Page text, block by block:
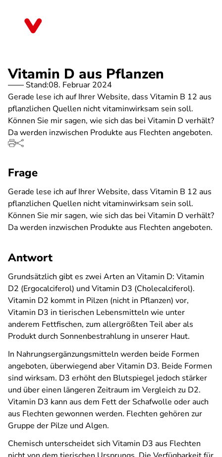
Vitamin D aus Pflanzen
Stand:08. Februar 2024
Gerade lese ich auf Ihrer Website, dass Vitamin B 12 aus
pflanzlichen Quellen nicht vitaminwirksam sein soll.
Können Sie mir sagen, wie sich das bei Vitamin D verhält?
Da werden inzwischen Produkte aus Flechten angeboten.
Frage
Gerade lese ich auf Ihrer Website, dass Vitamin B 12 aus
pflanzlichen Quellen nicht vitaminwirksam sein soll.
Können Sie mir sagen, wie sich das bei Vitamin D verhält?
Da werden inzwischen Produkte aus Flechten angeboten.
Antwort
Grundsätzlich gibt es zwei Arten an Vitamin D: Vitamin
D2 (Ergocalciferol) und Vitamin D3 (Cholecalciferol).
Vitamin D2 kommt in Pilzen (nicht in Pflanzen) vor,
Vitamin D3 in tierischen Lebensmitteln wie unter
anderem Fettfischen, zum allergrößten Teil aber als
Produkt durch Sonnenbestrahlung in unserer Haut.
In Nahrungsergänzungsmitteln werden beide Formen
angeboten, überwiegend aber Vitamin D3. Beide Formen
sind wirksam. D3 erhöht den Blutspiegel jedoch stärker
und über einen längeren Zeitraum im Vergleich zu D2.
Vitamin D3 kann aus dem Fett der Schafwolle oder auch
aus Flechten gewonnen werden. Flechten gehören zur
Gruppe der Pilze und Algen.
Chemisch unterscheidet sich Vitamin D3 aus Flechten